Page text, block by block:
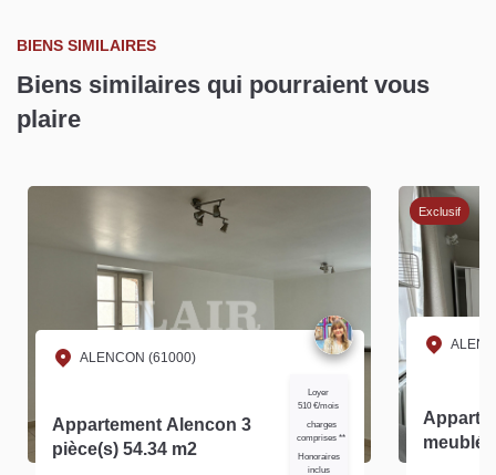
BIENS SIMILAIRES
Biens similaires qui pourraient vous
plaire
ALENCON (61000)
Appartement Alencon 3
pièce(s) 54.34 m2
Loyer
510 €/mois
charges
comprises **
Honoraires
inclus
Exclusif
meublé